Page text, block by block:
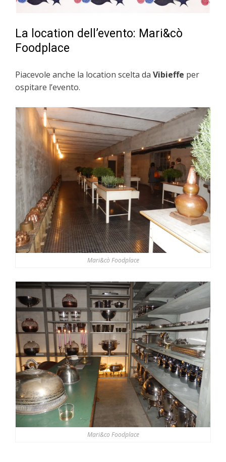
La location dell’evento: Mari&cò
Foodplace
Piacevole anche la location scelta da Vibieffe per
ospitare l’evento.
Mari&cò Foodplace
Mari&co Foodplace